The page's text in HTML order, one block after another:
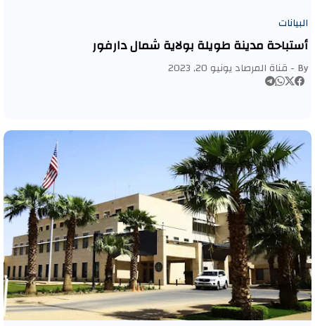
البيانات
أستباحة مدينة طويلة بولاية شمال دارفور
By - قناة المرصاديونيو 20, 2023